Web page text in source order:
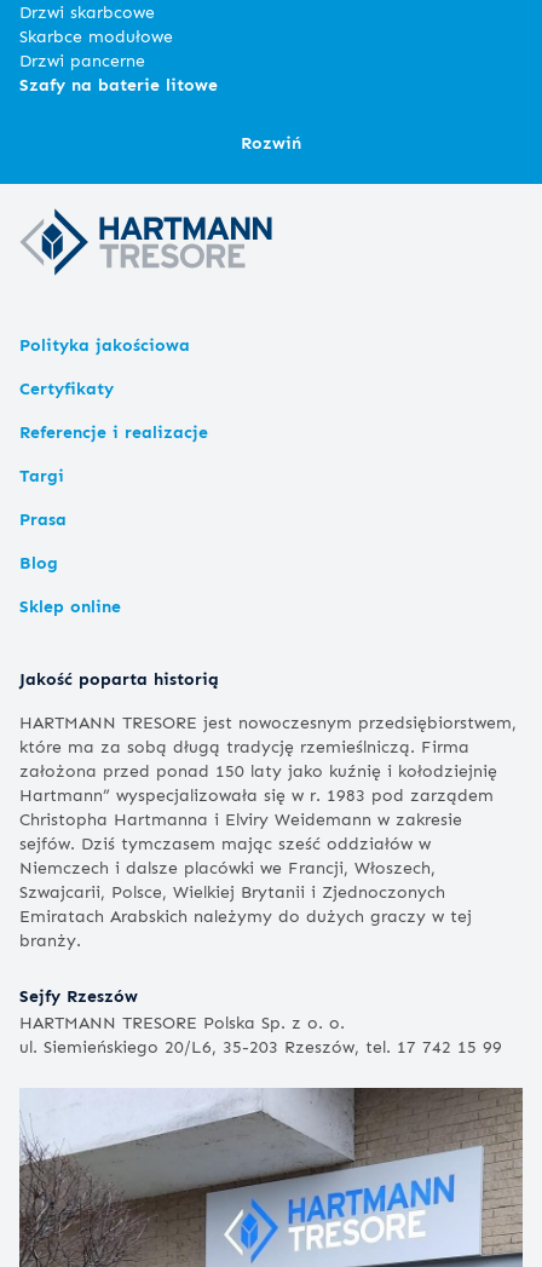
Drzwi skarbcowe
Skarbce modułowe
Drzwi pancerne
Szafy na baterie litowe
Rozwiń
Polityka jakościowa
Certyfikaty
Referencje i realizacje
Targi
Prasa
Blog
Sklep online
Jakość poparta historią
HARTMANN TRESORE jest nowoczesnym przedsiębiorstwem,
które ma za sobą długą tradycję rzemieślniczą. Firma
założona przed ponad 150 laty jako kuźnię i kołodziejnię
Hartmann” wyspecjalizowała się w r. 1983 pod zarządem
Christopha Hartmanna i Elviry Weidemann w zakresie
sejfów. Dziś tymczasem mając sześć oddziałów w
Niemczech i dalsze placówki we Francji, Włoszech,
Szwajcarii, Polsce, Wielkiej Brytanii i Zjednoczonych
Emiratach Arabskich należymy do dużych graczy w tej
branży.
Sejfy Rzeszów
HARTMANN TRESORE Polska Sp. z o. o.
ul. Siemieńskiego 20/L6, 35-203 Rzeszów, tel. 17 742 15 99